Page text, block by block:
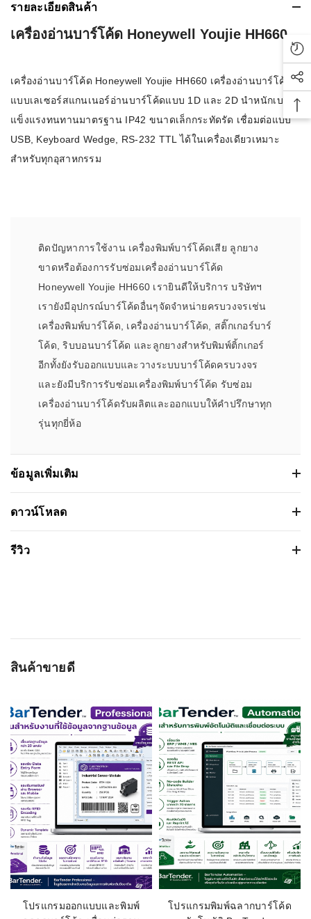
รายละเอียดสินค้า
เครื่องอ่านบาร์โค้ด Honeywell Youjie HH660
เครื่องอ่านบาร์โค้ด Honeywell Youjie HH660 เครื่องอ่านบาร์โค้ด
แบบเลเซอร์สแกนเนอร์อ่านบาร์โค้ดแบบ 1D และ 2D นำหนักเบา
แข็งแรงทนทานมาตรฐาน IP42 ขนาดเล็กกระทัดรัด เชื่อมต่อแบบ
USB, Keyboard Wedge, RS-232 TTL ได้ในเครื่องเดียวเหมาะ
สำหรับทุกอุสาหกรรม
ติดปัญหาการใช้งาน เครื่องพิมพ์บาร์โค้ดเสีย ลูกยาง
ขาดหรือต้องการรับซ่อมเครื่องอ่านบาร์โค้ด
Honeywell Youjie HH660 เรายินดีให้บริการ บริษัทฯ
เรายังมีอุปกรณ์บาร์โค้ดอื่นๆจัดจำหน่ายครบวงจรเช่น
เครื่องพิมพ์บาร์โค้ด, เครื่องอ่านบาร์โค้ด, สติ๊กเกอร์บาร์
โค้ด, ริบบอนบาร์โค้ด และลูกยางสำหรับพิมพ์ติ้กเกอร์
อีกทั้งยังรับออกแบบและวางระบบบาร์โค้ดครบวงจร
และยังมีบริการรับซ่อมเครื่องพิมพ์บาร์โค้ด รับซ่อม
เครื่องอ่านบาร์โค้ดรับผลิตและออกแบบให้คำปรึกษาทุก
รุ่นทุกยี่ห้อ
ข้อมูลเพิ่มเติม
เครื่องอ่านบาร์โค้ด Honeywell Youjie HH660
Scanner Barcode
หน้ากว้างในการอ่าน:
ทดสอบการตกพื้นคอนกรีต: 301.5 เมตร(5ฟตุ )
ระบบป้องกันไฟฟ้าสถิตย์ (ESD): -
ระดับการป้องกัน: IP42
การเชื่อมต่อ: USB
ดาวน์โหลด
รีวิว
WRITE A REVIEW
อีเมลล์
เรทติ่ง
ชื่อหัวข้อรีวิว
สินค้าขายดี
โปรแกรมออกแบบและพิมพ์
โปรแกรมพิมพ์ฉลากบาร์โค้ด